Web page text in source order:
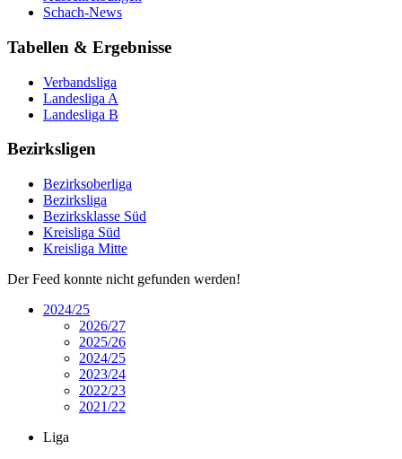
Schach-News
Tabellen & Ergebnisse
Verbandsliga
Landesliga A
Landesliga B
Bezirksligen
Bezirksoberliga
Bezirksliga
Bezirksklasse Süd
Kreisliga Süd
Kreisliga Mitte
Der Feed konnte nicht gefunden werden!
2024/25
2026/27
2025/26
2024/25
2023/24
2022/23
2021/22
Liga